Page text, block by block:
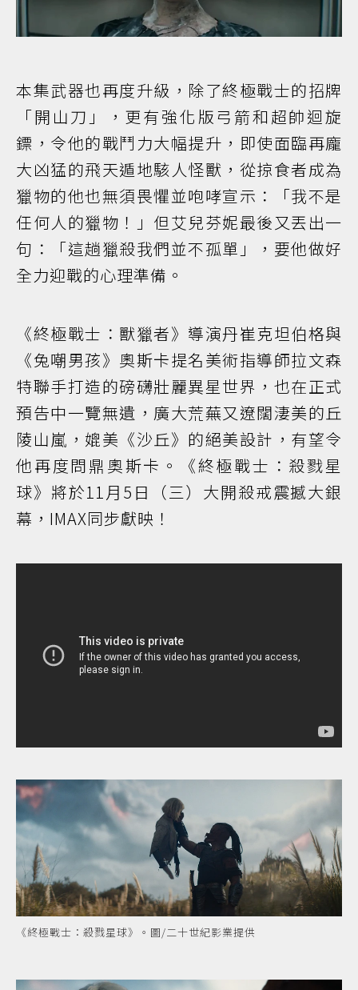
本集武器也再度升級，除了終極戰士的招牌
「開山刀」，更有強化版弓箭和超帥迴旋
鏢，令他的戰鬥力大幅提升，即使面臨再龐
大凶猛的飛天遁地駭人怪獸，從掠食者成為
獵物的他也無須畏懼並咆哮宣示：「我不是
任何人的獵物！」但艾兒芬妮最後又丟出一
句：「這趟獵殺我們並不孤單」，要他做好
全力迎戰的心理準備。
《終極戰士：獸獵者》導演丹崔克坦伯格與
《兔嘲男孩》奧斯卡提名美術指導師拉文森
特聯手打造的磅礴壯麗異星世界，也在正式
預告中一覽無遺，廣大荒蕪又遼闊淒美的丘
陵山嵐，媲美《沙丘》的絕美設計，有望令
他再度問鼎奧斯卡。《終極戰士：殺戮星
球》將於11月5日（三）大開殺戒震撼大銀
幕，IMAX同步獻映！
《終極戰士：殺戮星球》。圖/二十世紀影業提供